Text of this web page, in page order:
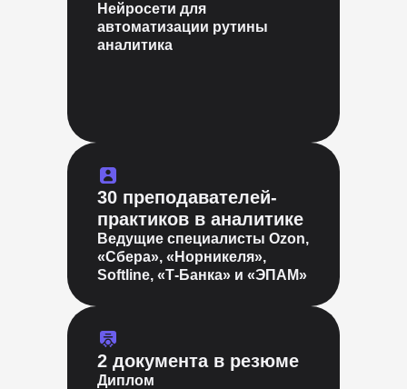
Нейросети для
автоматизации рутины
аналитика
30 преподавателей-
практиков в аналитике
Ведущие специалисты Ozon,
«Сбера», «Норникеля»,
Softline, «Т-Банка» и «ЭПАМ»
2 документа в резюме
Диплом